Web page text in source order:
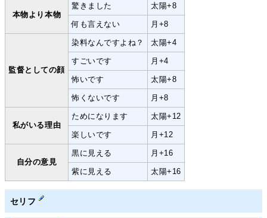
本物より本物
驚きました 太陽+8
何も言えない 月+8
監督としての顔
染料なんですよね？ 太陽+4
すごいです 月+4
怖いです 太陽+8
怖くないです 月+8
私がいる理由
ためになります 太陽+12
楽しいです 月+12
自分の意見
黒に見える 月+16
紫に見える 太陽+16
セリフ